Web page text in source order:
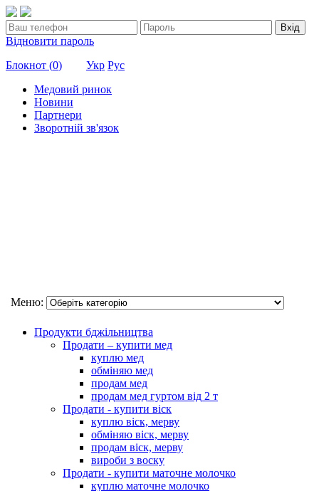
Вхід
Відновити пароль
Блокнот (0) Укр Рус
Медовий ринок
Новини
Партнери
Зворотній зв'язок
Меню:
Продукти бджільництва
Продати – купити мед
куплю мед
обміняю мед
продам мед
продам мед гуртом від 2 т
Продати - купити віск
куплю віск, мерву
обміняю віск, мерву
продам віск, мерву
вироби з воску
Продати - купити маточне молочко
куплю маточне молочко